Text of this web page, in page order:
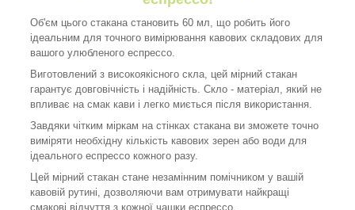
Об'єм цього стакана становить 60 мл, що робить його
ідеальним для точного вимірювання кавових складових для
вашого улюбленого еспрессо.
Виготовлений з високоякісного скла, цей мірний стакан
гарантує довговічність і надійність. Скло - матеріал, який не
впливає на смак кави і легко миється після використання.
Завдяки чітким міркам на стінках стакана ви зможете точно
виміряти необхідну кількість кавових зерен або води для
ідеального еспрессо кожного разу.
Цей мірний стакан стане незамінним помічником у вашій
кавовій рутині, дозволяючи вам отримувати найкращі
смакові відчуття з кожної чашки еспрессо.